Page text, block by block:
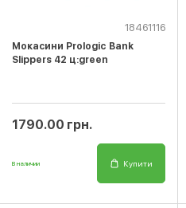
18461116
Мокасини Prologic Bank
Slippers 42 ц:green
1790.00 грн.
В наличии Купити